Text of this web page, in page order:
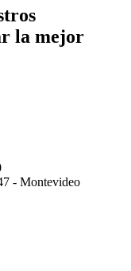
la mejor
- Montevideo